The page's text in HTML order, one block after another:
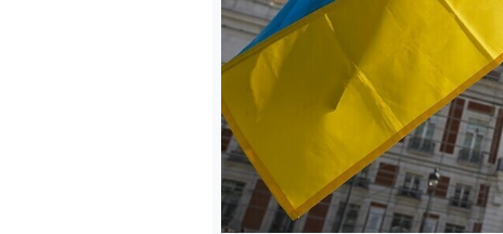
تنامي النفوذ الروسي على مسارات الهجرة إلى أوروبا؟
مواعيد النطق بالحكم في قضايا عاطف نجيب ووسيم الأسد وأحمد حسون
من مفاوضات لبنان وإسرائيل في روما أمام التصعيد في الجنوب؟
غارات إسرائيلية جنوبي لبنان وترقب لاتفاق بشأن هرمز